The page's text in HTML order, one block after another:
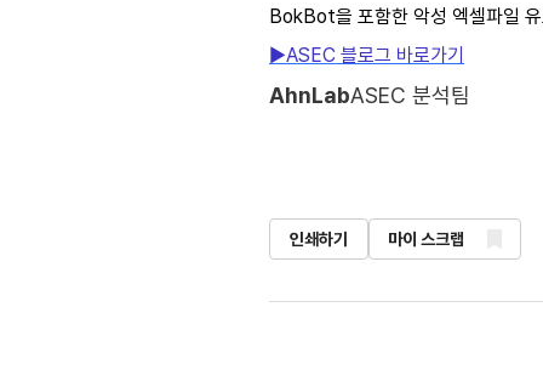
BokBot을 포함한 악성 엑셀파일
▶ASEC 블로그 바로가기
AhnLabASEC 분석팀
인쇄하기 마이 스크랩